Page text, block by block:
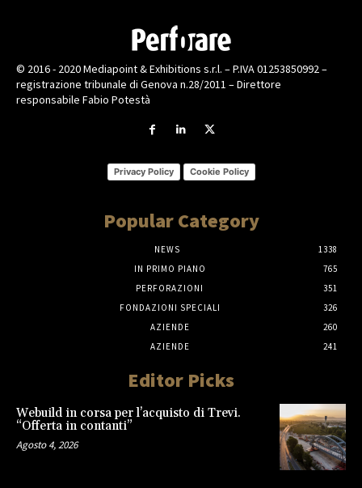
© 2016 - 2020 Mediapoint & Exhibitions s.r.l. – P.IVA 01253850992 –
registrazione tribunale di Genova n.28/2011 – Direttore
responsabile Fabio Potestà
Privacy Policy Cookie Policy
Popular Category
NEWS
1338
IN PRIMO PIANO
765
PERFORAZIONI
351
FONDAZIONI SPECIALI
326
AZIENDE
260
AZIENDE
241
Editor Picks
Webuild in corsa per l’acquisto di Trevi.
“Offerta in contanti”
Agosto 4, 2026